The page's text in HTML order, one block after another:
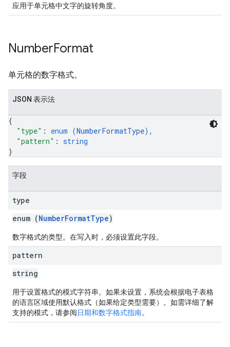
应用于单元格中文字的旋转角度。
NumberFormat
单元格的数字格式。
JSON 表示法
{
"type" : enum (NumberFormatType) ,
"pattern" : string
}
字段
type
enum (NumberFormatType)
数字格式的类型。在写入时，必须设置此字段。
pattern
string
用于设置格式的模式字符串。如果未设置，系统会根据电子表格
的语言区域使用默认格式（如果给定类型需要）。如需详细了解
支持的模式，请参阅日期和数字格式指南。